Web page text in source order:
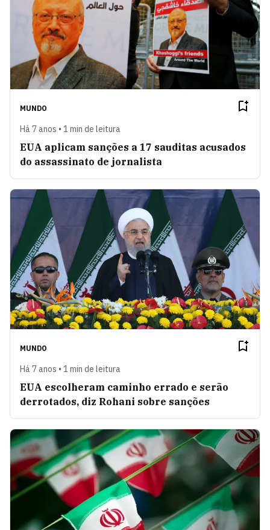
MUNDO
Há 7 anos • 1 min de leitura
EUA aplicam sanções a 17 sauditas acusados
do assassinato de jornalista
MUNDO
Há 7 anos • 1 min de leitura
EUA escolheram caminho errado e serão
derrotados, diz Rohani sobre sanções